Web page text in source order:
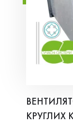
КРУГЛИХ